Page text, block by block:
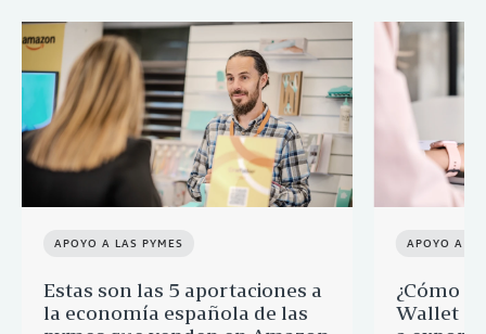
APOYO A LAS PYMES
Estas son las 5 aportaciones a
la economía española de las
APOYO A
¿Cómo
Wallet a